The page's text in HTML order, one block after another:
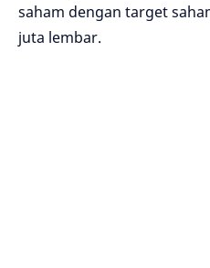
saham dengan target
juta lembar.